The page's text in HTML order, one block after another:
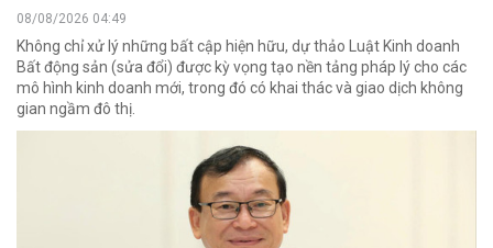
08/08/2026 04:49
Không chỉ xử lý những bất cập hiện hữu, dự thảo Luật Kinh doanh
Bất động sản (sửa đổi) được kỳ vọng tạo nền tảng pháp lý cho các
mô hình kinh doanh mới, trong đó có khai thác và giao dịch không
gian ngầm đô thị.